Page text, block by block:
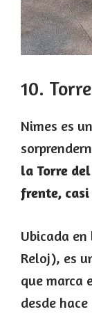
10.
Nimes es
la Torre
frente,
Ubicada
Reloj), es
que marca
desde